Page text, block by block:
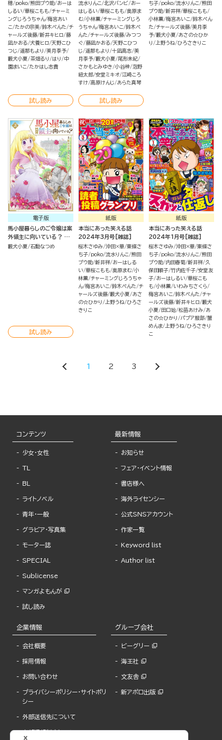
穂 poko 熊田プウ助 おーは
しるい 華桜こもも チャーミ
ングじろうちゃん 梅宮あい
こ たかの宗美 鈴木ぺんた チ
ャールズ後藤 新井キヒロ 藤
凪かおる 犬養ヒロ 天野こひ
つじ 遥那もより
美月李予
藪犬小夏 茶畑るり はり
中
園まいこ たかはし志貴
試し読み
流水りんこ 北沢バンビ おー
はしるい 華桜こもも 奥原ま
む 小林薫 チャーミングじろ
うちゃん 梅宮あいこ 鈴木ぺ
んた チャールズ後藤 みつつ
ぐ 藤凪かおる 天野こひつ
じ 遥那もより 十凪高志 美
月李予 藪犬小夏 尾形未紀
さかもとみゆき 小谷梓 泡野
紐太郎 安堂ミキオ 江崎ころ
すけ 高原けんじ あらた真琴
試し読み
ち子 poko 流水りんこ 熊田
プウ助 新井祥 華桜こもも
小林薫 梅宮あいこ 鈴木ぺん
た チャールズ後藤 美月李
予 藪犬小夏
あさの☆ひか
り
上野うね ひろさきりこ
電子版
馬小屋暮らしのご令嬢は案
外領主に向いている？ コ
ミック版 （3）
藪犬小夏 石動なつめ
試し読み
紙版
本当にあった笑える話
2024年3月号[雑誌]
桜木さゆみ 沖田×華 東條さ
ち子 poko 流水りんこ 熊田
プウ助 新井祥 おーはしる
い 華桜こもも 奥原まむ 小
林薫 チャーミングじろうちゃ
ん 梅宮あいこ 鈴木ぺんた チ
ャールズ後藤 藪犬小夏
あさ
の☆ひかり
上野うね ひろさ
きりこ
紙版
本当にあった笑える話
2024年1月号[雑誌]
桜木さゆみ 沖田×華 東條さ
ち子 poko 流水りんこ 熊田
プウ助 内田春菊 新井祥 久
保田順子 竹内佐千子 安堂友
子 おーはしるい 華桜こも
も 小林薫 いわみちさくら
梅宮あいこ 鈴木ぺんた チャ
ールズ後藤 新井キヒロ 藪犬
小夏
田口始 松苗あけみ
あ
さの☆ひかり
パプア服部 蟹
めんま
上野うね ひろさきり
こ
1 2 3
コンテンツ
少女・女性
TL
BL
ライトノベル
青年・一般
グラビア・写真集
モーター誌
SPECIAL
Sublicense
マンガよもんが
試し読み
最新情報
お知らせ
フェア・イベント情報
書店様へ
海外ライセンシー
公式SNSアカウント
作家一覧
Keyword list
Author list
企業情報
会社概要
採用情報
お問い合わせ
プライバシーポリシー・サイトポリ
シー
外部送信先について
内部通報制度について
グループ会社
ビーグリー
海王社
文友舎
新アポロ出版